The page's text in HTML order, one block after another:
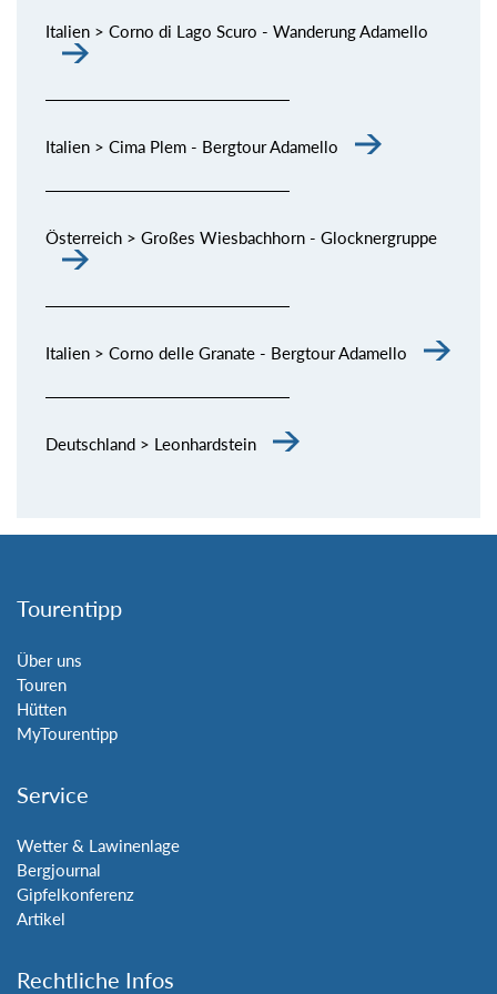
Italien > Corno di Lago Scuro - Wanderung Adamello
Italien > Cima Plem - Bergtour Adamello
Österreich > Großes Wiesbachhorn - Glocknergruppe
Italien > Corno delle Granate - Bergtour Adamello
Deutschland > Leonhardstein
Tourentipp
Über uns
Touren
Hütten
MyTourentipp
Service
Wetter & Lawinenlage
Bergjournal
Gipfelkonferenz
Artikel
Rechtliche Infos